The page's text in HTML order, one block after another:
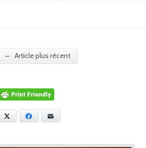
← Article plus récent
Facebook